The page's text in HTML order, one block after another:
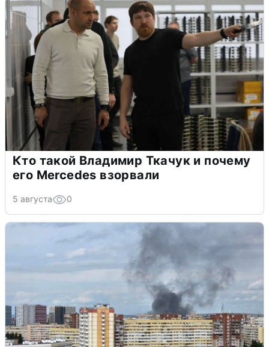
Кто такой Владимир Ткачук и почему
его Mercedes взорвали
5 августа 0